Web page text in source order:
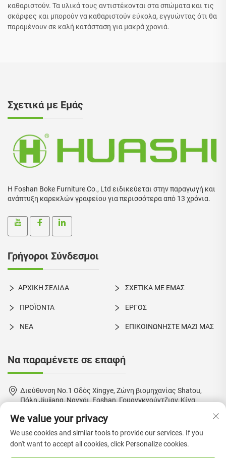
καθαριστούν. Τα υλικά τους αντιστέκονται στα σπώματα και τις
σκάρφες και μπορούν να καθαριστούν εύκολα, εγγυώντας ότι θα
παραμένουν σε καλή κατάσταση για μακρά χρονιά.
Σχετικά με Εμάς
Η Foshan Boke Furniture Co., Ltd ειδικεύεται στην παραγωγή και
ανάπτυξη καρεκλών γραφείου για περισσότερα από 13 χρόνια.
Γρήγοροι Σύνδεσμοι
ΑΡΧΙΚΗ ΣΕΛΙΔΑ ΣΧΕΤΙΚΑ ΜΕ ΕΜΑΣ
ΠΡΟΪΟΝΤΑ ΕΡΓΟΣ
ΝΕΑ ΕΠΙΚΟΙΝΩΝΗΣΤΕ ΜΑΖΙ ΜΑΣ
Να παραμένετε σε επαφή
Διεύθυνση No.1 Οδός Xingye, Ζώνη βιομηχανίας Shatou,
Πόλη Jiujiang, Νανχάι, Foshan, Γουανγκνούντζιαν, Κίνα
+86-18924550960
[email protected]
We value your privacy
We use cookies and similar tools to provide our services. If you
don't want to accept all cookies, click Personalize cookies.